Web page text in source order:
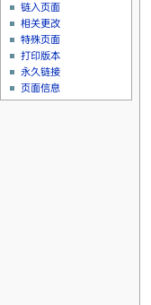
链入页面
相关更改
特殊页面
打印版本
永久链接
页面信息